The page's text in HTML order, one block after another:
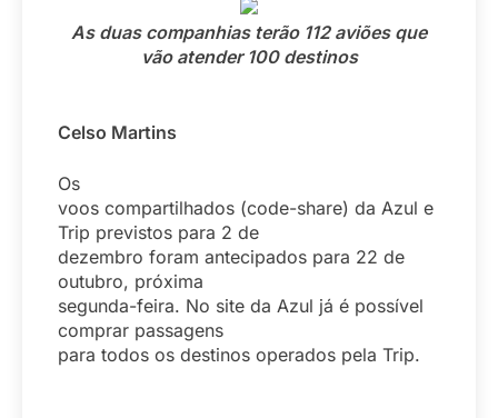
As duas companhias terão 112 aviões que
vão atender 100 destinos
Celso Martins
Os
voos compartilhados (code-share) da Azul e
Trip previstos para 2 de
dezembro foram antecipados para 22 de
outubro, próxima
segunda-feira. No site da Azul já é possível
comprar passagens
para todos os destinos operados pela Trip.